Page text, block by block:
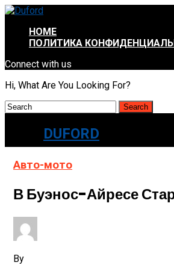
HOME
ПОЛИТИКА
Connect with us
Hi, What Are You Looking For?
DUFORD
Авто-мото
В Буэнос-Айресе
By